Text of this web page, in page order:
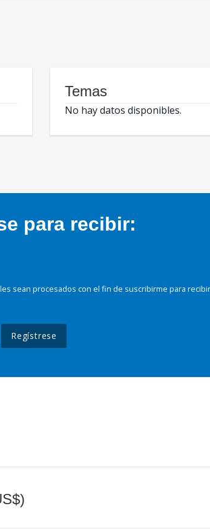
Temas
No hay datos disponibles.
para recibir:
sean procesados con el fin de suscribirme para
Regístrese